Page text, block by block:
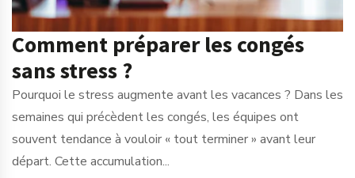
Comment préparer les congés
sans stress ?
Pourquoi le stress augmente avant les vacances ? Dans les
semaines qui précèdent les congés, les équipes ont
souvent tendance à vouloir « tout terminer » avant leur
départ. Cette accumulation...